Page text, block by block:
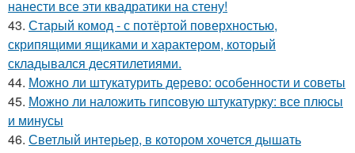
нанести все эти квадратики на стену!
43. Старый комод - с потёртой поверхностью,
скрипящими ящиками и характером, который
складывался десятилетиями.
44. Можно ли штукатурить дерево: особенности и советы
45. Можно ли наложить гипсовую штукатурку: все плюсы
и минусы
46. Светлый интерьер, в котором хочется дышать